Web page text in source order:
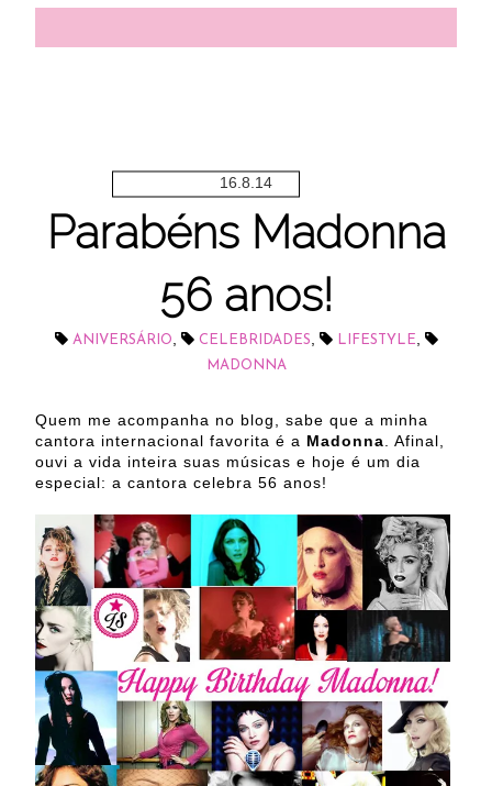
16.8.14
Parabéns Madonna
56 anos!
ANIVERSÁRIO CELEBRIDADES LIFESTYLE
MADONNA
Quem me acompanha no blog, sabe que a minha
cantora internacional favorita é a Madonna . Afinal,
ouvi a vida inteira suas músicas e hoje é um dia
especial: a cantora celebra 56 anos!